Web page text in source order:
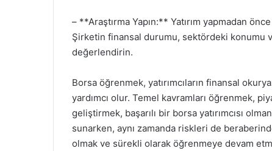
– **Araştırma Yapın:** Yatırım yapmadan
Şirketin finansal durumu, sektördeki
değerlendirin.
Borsa öğrenmek, yatırımcıların finansal
yardımcı olur. Temel kavramları öğrenmek,
geliştirmek, başarılı bir borsa yatırımcısı
sunarken, aynı zamanda riskleri de
olmak ve sürekli olarak öğrenmeye devam